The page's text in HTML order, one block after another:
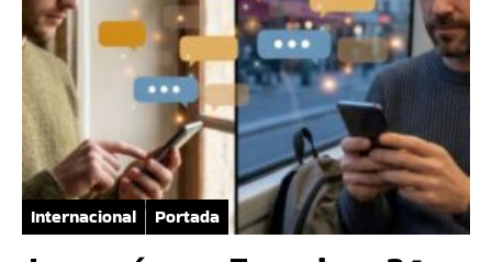
Internacional Portada